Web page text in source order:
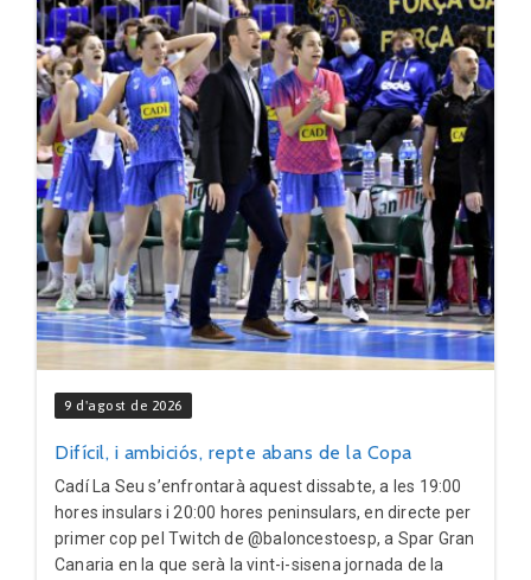
9 d'agost de 2026
Difícil, i ambiciós, repte abans de la Copa
Cadí La Seu s’enfrontarà aquest dissabte, a les 19:00
hores insulars i 20:00 hores peninsulars, en directe per
primer cop pel Twitch de @baloncestoesp, a Spar Gran
Canaria en la que serà la vint-i-sisena jornada de la